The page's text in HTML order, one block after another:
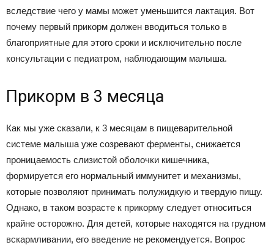
вследствие чего у мамы может уменьшится лактация. Вот
почему первый прикорм должен вводиться только в
благоприятные для этого сроки и исключительно после
консультации с педиатром, наблюдающим малыша.
Прикорм в 3 месяца
Как мы уже сказали, к 3 месяцам в пищеварительной
системе малыша уже созревают ферменты, снижается
проницаемость слизистой оболочки кишечника,
формируется его нормальный иммунитет и механизмы,
которые позволяют принимать полужидкую и твердую пищу.
Однако, в таком возрасте к прикорму следует относиться
крайне осторожно. Для детей, которые находятся на грудном
вскармливании, его введение не рекомендуется. Вопрос